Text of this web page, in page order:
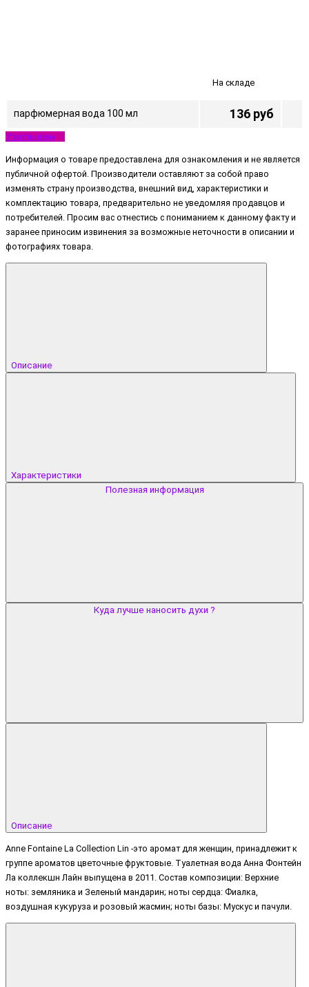
На складе
парфюмерная вода 100 мл 136 руб
Узнать цену
Информация о товаре предоставлена для ознакомления и не является
публичной офертой. Производители оставляют за собой право
изменять страну производства, внешний вид, характеристики и
комплектацию товара, предварительно не уведомляя продавцов и
потребителей. Просим вас отнестись с пониманием к данному факту и
заранее приносим извинения за возможные неточности в описании и
фотографиях товара.
Описание
Характеристики
Полезная информация
Куда лучше наносить духи ?
Описание
Anne Fontaine La Collection Lin -это аромат для женщин, принадлежит к
группе ароматов цветочные фруктовые. Туалетная вода Анна Фонтейн
Ла коллекшн Лайн выпущена в 2011. Состав композиции: Верхние
ноты: земляника и Зеленый мандарин; ноты сердца: Фиалка,
воздушная кукуруза и розовый жасмин; ноты базы: Мускус и пачули.